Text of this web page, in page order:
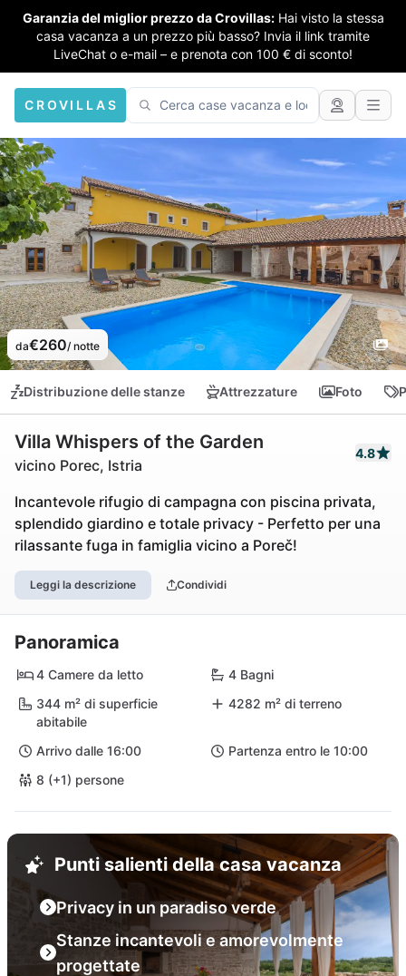
Garanzia del miglior prezzo da Crovillas: Hai visto la stessa
casa vacanza a un prezzo più basso? Invia il link tramite
LiveChat o e-mail – e prenota con 100 € di sconto!
CROVILLAS
da€260/ notte
Distribuzione delle stanze Attrezzature Foto
Villa Whispers of the Garden
vicino Porec, Istria
4.8
Incantevole rifugio di campagna con piscina privata,
splendido giardino e totale privacy - Perfetto per una
rilassante fuga in famiglia vicino a Poreč!
Leggi la descrizione Condividi
Panoramica
4 Camere da letto
4 Bagni
344 m² di superficie
abitabile
4282 m² di terreno
Arrivo dalle 16:00
Partenza entro le 10:00
8 (+1) persone
Punti salienti della casa vacanza
Privacy in un paradiso verde
Stanze incantevoli e amorevolmente
progettate